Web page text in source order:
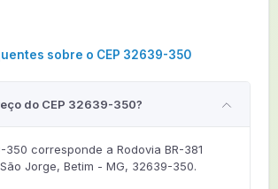
sobre o CEP 32639-350
do CEP 32639-350?
350 corresponde a Rodovia BR-381
Jorge, Betim - MG, 32639-350.